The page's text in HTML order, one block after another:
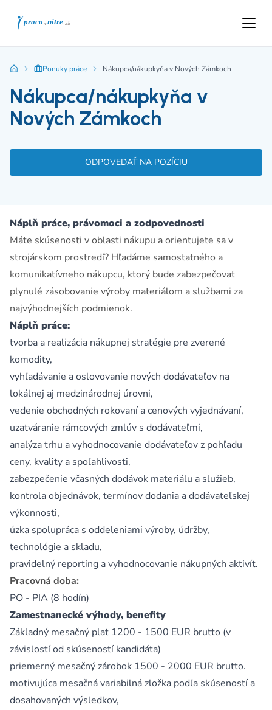
Ponuky práce Nákupca/nákupkyňa v Nových Zámkoch
Nákupca/nákupkyňa v
Nových Zámkoch
ODPOVEDAŤ NA POZÍCIU
Náplň práce, právomoci a zodpovednosti
Máte skúsenosti v oblasti nákupu a orientujete sa v
strojárskom prostredí? Hľadáme samostatného a
komunikatívneho nákupcu, ktorý bude zabezpečovať
plynulé zásobovanie výroby materiálom a službami za
najvýhodnejších podmienok.
Náplň práce:
tvorba a realizácia nákupnej stratégie pre zverené
komodity,
vyhľadávanie a oslovovanie nových dodávateľov na
lokálnej aj medzinárodnej úrovni,
vedenie obchodných rokovaní a cenových vyjednávaní,
uzatváranie rámcových zmlúv s dodávateľmi,
analýza trhu a vyhodnocovanie dodávateľov z pohľadu
ceny, kvality a spoľahlivosti,
zabezpečenie včasných dodávok materiálu a služieb,
kontrola objednávok, termínov dodania a dodávateľskej
výkonnosti,
úzka spolupráca s oddeleniami výroby, údržby,
technológie a skladu,
pravidelný reporting a vyhodnocovanie nákupných aktivít.
Pracovná doba:
PO - PIA (8 hodín)
Zamestnanecké výhody, benefity
Základný mesačný plat 1200 - 1500 EUR brutto (v
závislostí od skúseností kandidáta)
priemerný mesačný zárobok 1500 - 2000 EUR brutto.
motivujúca mesačná variabilná zložka podľa skúseností a
dosahovaných výsledkov,